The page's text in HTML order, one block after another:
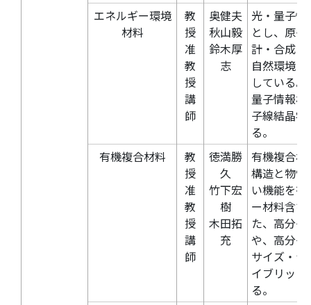
エネルギー環境
材料
教
授
准
教
授
講
師
奥健夫
秋山毅
鈴木厚
志
光・量子
とし、原
計・合成・
自然環境
している
量子情報
子線結晶
る。
有機複合材料
教
授
准
教
授
講
師
徳満勝
久
竹下宏
樹
木田拓
充
有機複合
構造と物性
い機能を
ー材料含
た、高分
や、高分子
サイズ・
イブリッ
る。